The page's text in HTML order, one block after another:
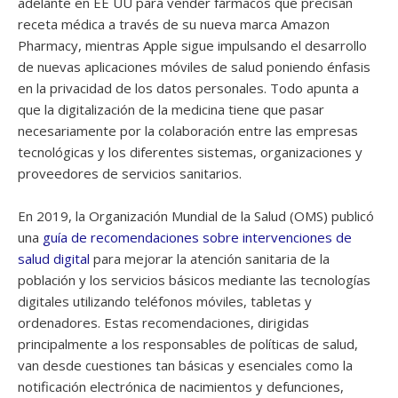
receta médica a través de su nueva marca Amazon
Pharmacy, mientras Apple sigue impulsando el desarrollo
de nuevas aplicaciones móviles de salud poniendo énfasis
en la privacidad de los datos personales. Todo apunta a
que la digitalización de la medicina tiene que pasar
necesariamente por la colaboración entre las empresas
tecnológicas y los diferentes sistemas, organizaciones y
proveedores de servicios sanitarios.
En 2019, la Organización Mundial de la Salud (OMS) publicó
una guía de recomendaciones sobre intervenciones de
salud digital para mejorar la atención sanitaria de la
población y los servicios básicos mediante las tecnologías
digitales utilizando teléfonos móviles, tabletas y
ordenadores. Estas recomendaciones, dirigidas
principalmente a los responsables de políticas de salud,
van desde cuestiones tan básicas y esenciales como la
notificación electrónica de nacimientos y defunciones,